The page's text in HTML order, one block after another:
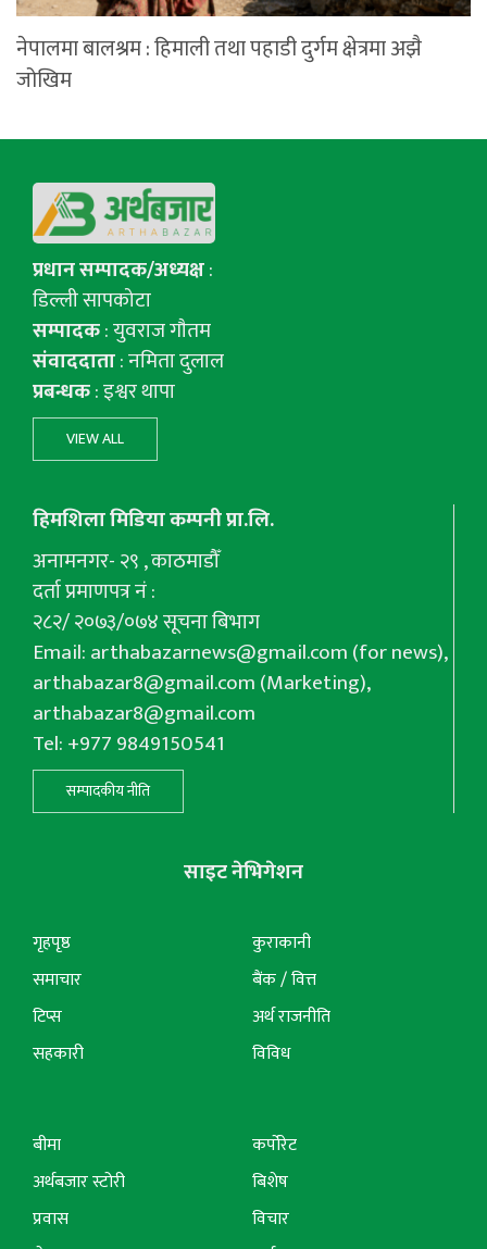
नेपालमा बालश्रम : हिमाली तथा पहाडी दुर्गम क्षेत्रमा अझै
जोखिम
प्रधान सम्पादक/अध्यक्ष:
डिल्ली सापकोटा
सम्पादक: युवराज गाैतम
संवाददाता: नमिता दुलाल
प्रबन्धक: इश्वर थापा
VIEW ALL
हिमशिला मिडिया कम्पनी प्रा.लि.
अनामनगर- २९ , काठमाडौँ
दर्ता प्रमाणपत्र नं :
२८२/ २०७३/०७४ सूचना बिभाग
Email:arthabazarnews@gmail.com(for news),
arthabazar8@gmail.com(Marketing),
arthabazar8@gmail.com
Tel: +977 9849150541
सम्पादकीय नीति
साइट नेभिगेशन
गृहपृष्ठ
समाचार
टिप्स
सहकारी
कुराकानी
बैंक / वित्त
अर्थ राजनीति
विविध
बीमा
अर्थबजार स्टोरी
प्रवास
कर्पोरेट
बिशेष
विचार